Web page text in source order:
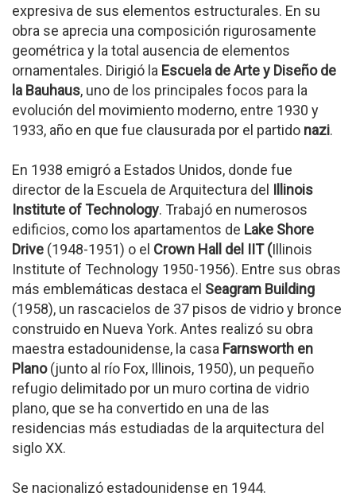
expresiva de sus elementos estructurales. En su
obra se aprecia una composición rigurosamente
geométrica y la total ausencia de elementos
ornamentales. Dirigió la Escuela de Arte y Diseño de
la Bauhaus, uno de los principales focos para la
evolución del movimiento moderno, entre 1930 y
1933, año en que fue clausurada por el partido nazi.
En 1938 emigró a Estados Unidos, donde fue
director de la Escuela de Arquitectura del Illinois
Institute of Technology. Trabajó en numerosos
edificios, como los apartamentos de Lake Shore
Drive (1948-1951) o el Crown Hall del IIT (Illinois
Institute of Technology 1950-1956). Entre sus obras
más emblemáticas destaca el Seagram Building
(1958), un rascacielos de 37 pisos de vidrio y bronce
construido en Nueva York. Antes realizó su obra
maestra estadounidense, la casa Farnsworth en
Plano(junto al río Fox, Illinois, 1950), un pequeño
refugio delimitado por un muro cortina de vidrio
plano, que se ha convertido en una de las
residencias más estudiadas de la arquitectura del
siglo XX.
Se nacionalizó estadounidense en 1944.